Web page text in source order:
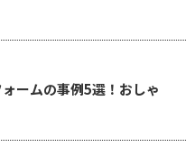
ームの事例5選！おしゃ